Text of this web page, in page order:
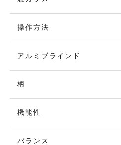
操作方法
アルミブラインド
柄
機能性
バランス